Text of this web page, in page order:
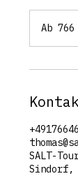
EuroAb
SALT-
Sindorf,